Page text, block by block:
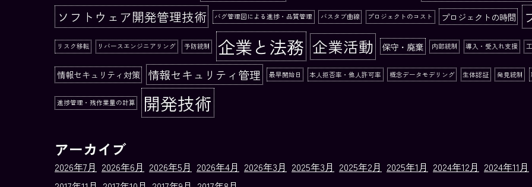
ソフトウェア開発管理技術 バグ管理図による進捗・品質管理 バスタブ曲線 プロジェクトのコスト プロジェクトの時間
リスク移転 リバースエンジニアリング 予防統制 企業と法務 企業活動 保守・廃棄 内部統制 導入・受入れ支援
情報セキュリティ対策 情報セキュリティ管理 最早開始日 本人拒否率・他人許可率 概念データモデリング 生体認証 発見統制
進捗管理・残作業量の計算 開発技術
アーカイブ
2026年7月 2026年6月 2026年5月 2026年4月 2026年3月 2025年3月 2025年2月 2025年1月 2024年12月 2024年11月